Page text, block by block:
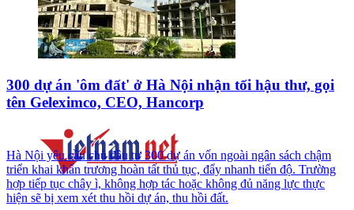
300 dự án 'ôm đất' ở Hà Nội nhận tối hậu thư, gọi
tên Geleximco, CEO, Hancorp
Hà Nội yêu cầu chủ đầu tư 300 dự án vốn ngoài ngân sách chậm
triển khai khẩn trương hoàn tất thủ tục, đẩy nhanh tiến độ. Trường
hợp tiếp tục chây ì, không hợp tác hoặc không đủ năng lực thực
hiện sẽ bị xem xét thu hồi dự án, thu hồi đất.